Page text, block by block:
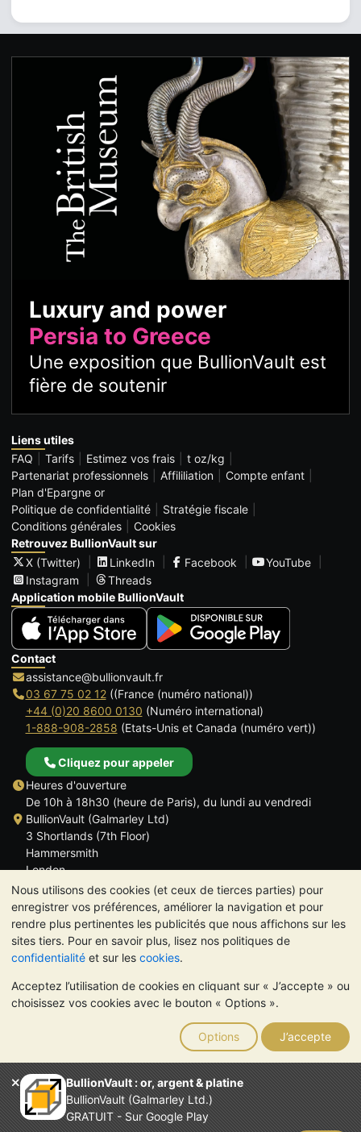
Nous utilisons des cookies (et ceux de tierces parties) pour
enregistrer vos préférences, améliorer la navigation et pour
rendre plus pertinentes les publicités que nous affichons sur les
sites tiers. Pour en savoir plus, lisez nos politiques de
confidentialité et sur les cookies.
Acceptez l’utilisation de cookies en cliquant sur « J’accepte » ou
choisissez vos cookies avec le bouton « Options ».
Options J’accepte
BullionVault : or, argent & platine
BullionVault (Galmarley Ltd.)
GRATUIT - Sur Google Play
Luxury and power
Persia to Greece
Une exposition que BullionVault est
fière de soutenir
Liens utiles
FAQ
Tarifs Estimez vos frais
t oz/kg
Partenariat professionnels
Affililiation
Compte enfant
Plan d'Epargne or
Politique de confidentialité
Stratégie fiscale
Conditions générales
Cookies
Retrouvez BullionVault sur
X (Twitter)
LinkedIn Facebook
YouTube
Instagram
Threads
Application mobile BullionVault
Contact
assistance@bullionvault.fr
03 67 75 02 12((France (numéro national))
+44 (0)20 8600 0130 (Numéro international)
1-888-908-2858 (Etats-Unis et Canada (numéro vert))
Cliquez pour appeler
Heures d'ouverture
De 10h à 18h30 (heure de Paris), du lundi au vendredi
BullionVault (Galmarley Ltd)
3 Shortlands (7th Floor)
Hammersmith
London
W6 8DA
ROYAUME UNI
TrustScore 4.6 | 534 avis
VEUILLEZ NOTER: La valeur des métaux précieux peut aussi
bien baisser qu'augmenter. Les tendances historiques ne
garantissent pas l'évolution future des cours. Rien sur les sites
Internet de BullionVault ou dans ses communications ne
constitue un conseil en investissement. Demander l'avis d'un
professionnel est à envisager pour déterminer si la possession
de métaux précieux vous convient.
Entreprise enregistrée en Grande-Bretagne (numéro 4943684)